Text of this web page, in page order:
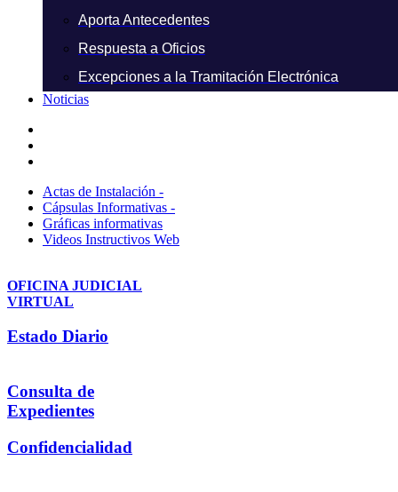
Aporta Antecedentes
Respuesta a Oficios
Excepciones a la Tramitación Electrónica
Noticias
Actas de Instalación -
Cápsulas Informativas -
Gráficas informativas
Videos Instructivos Web
OFICINA JUDICIAL
VIRTUAL
Estado Diario
Consulta de
Expedientes
Confidencialidad